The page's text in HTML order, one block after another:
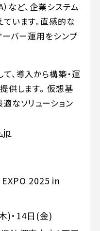
など、企業システム
います。直感的な
バー運用をシンプ
、導入から構築・運
供します。 仮想基
なソリューション
2025 in
)・14日(金)